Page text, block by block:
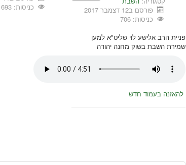
פורסם ב12 דצמבר 2017
כניסות: 706
פניית הרב אלישע לוי שליט"א למען
שמירת השבת בשוק מחנה יהודה
להאזנה בעמוד חדש
כניסות: 693